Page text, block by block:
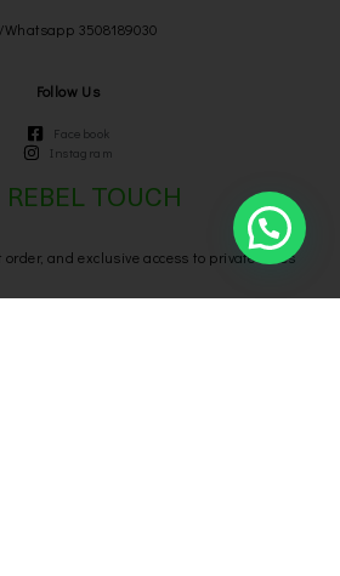
Whatsapp 3508189030
Follow Us
Facebook
Instagram
REBEL TOUCH
order, and exclusive access to private sales